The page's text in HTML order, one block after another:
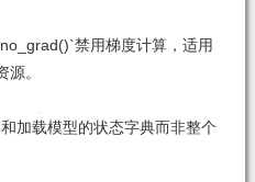
禁用梯度计算，适用
。
加载模型的状态字典而非整个